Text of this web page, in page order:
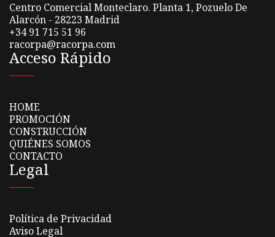
Centro Comercial Monteclaro. Planta 1, Pozuelo De
Alarcón - 28223 Madrid
+34 91 715 51 96
racorpa@racorpa.com
Acceso Rápido
HOME
PROMOCIÓN
CONSTRUCCIÓN
QUIÉNES SOMOS
CONTACTO
Legal
Política de Privacidad
Aviso Legal